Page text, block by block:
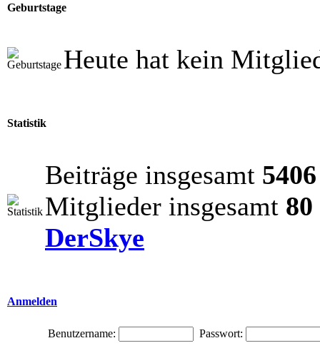
Geburtstage
Heute hat kein
Statistik
Beiträge insgesamt 5406
Mitglieder insgesamt 80
DerSkye
Anmelden
Benutzername: Passwort: